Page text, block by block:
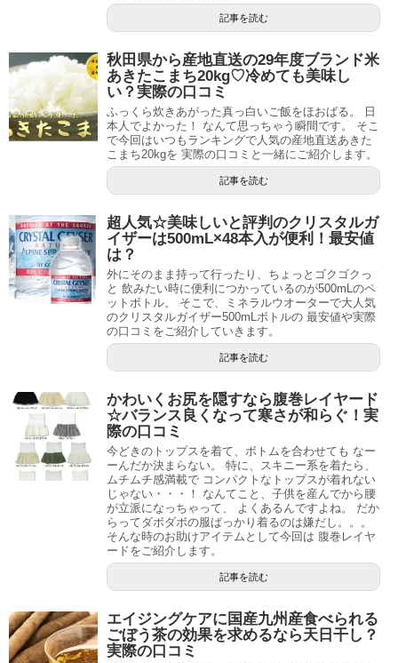
記事を読む
秋田県から産地直送の29年度ブランド米
あきたこまち20kg♡冷めても美味し
い？実際の口コミ
ふっくら炊きあがった真っ白いご飯をほおばる。 日
本人でよかった！ なんて思っちゃう瞬間です。 そこ
で今回はいつもランキングで人気の産地直送あきた
こまち20kgを 実際の口コミと一緒にご紹介します。
記事を読む
超人気☆美味しいと評判のクリスタルガ
イザーは500mL×48本入が便利！最安値
は？
外にそのまま持って行ったり、ちょっとゴクゴクっ
と 飲みたい時に便利につかっているのが500mLのペ
ットボトル。 そこで、ミネラルウオーターで大人気
のクリスタルガイザー500mLボトルの 最安値や実際
の口コミをご紹介していきます。
記事を読む
かわいくお尻を隠すなら腹巻レイヤード
☆バランス良くなって寒さが和らぐ！実
際の口コミ
今どきのトップスを着て、ボトムを合わせても なー
ーんだか決まらない。 特に、スキニー系を着たら、
ムチムチ感満載で コンパクトなトップスが着れない
じゃない・・・！ なんてこと、子供を産んでから腰
が立派になっちゃって、 よくあるんですよね。 だか
らってダボダボの服ばっかり着るのは嫌だし。。。
そんな時のお助けアイテムとして今回は 腹巻レイヤ
ードをご紹介します。
記事を読む
エイジングケアに国産九州産食べられる
ごぼう茶の効果を求めるなら天日干し？
実際の口コミ